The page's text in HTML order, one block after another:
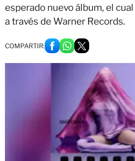
esperado nuevo álbum, el cual
a través de Warner Records.
COMPARTIR: